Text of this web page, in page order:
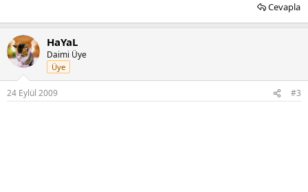
Cevapla
HaYaL
Daimi Üye
Üye
24 Eylül 2009 #3